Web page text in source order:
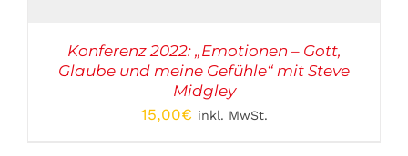
Konferenz 2022: „Emotionen – Gott,
Glaube und meine Gefühle“ mit Steve
Midgley
15,00€ inkl. MwSt.